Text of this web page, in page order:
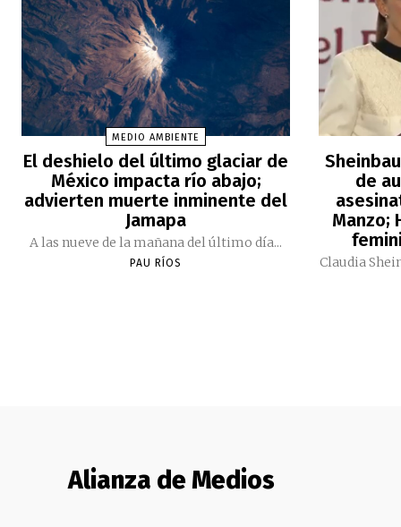
MEDIO AMBIENTE
El deshielo del último glaciar de
México impacta río abajo;
advierten muerte inminente del
Jamapa
A las nueve de la mañana del último día...
PAU RÍOS
de
Manzo;
Claudia
Alianza de Medios